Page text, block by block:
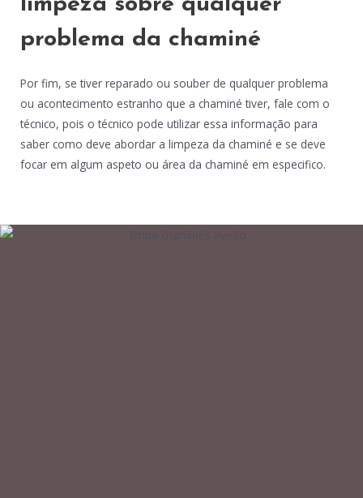
problema da chaminé
Por fim, se tiver reparado ou souber de qualquer problema
ou acontecimento estranho que a chaminé tiver, fale com o
técnico, pois o técnico pode utilizar essa informação para
saber como deve abordar a limpeza da chaminé e se deve
focar em algum aspeto ou área da chaminé em especifico.